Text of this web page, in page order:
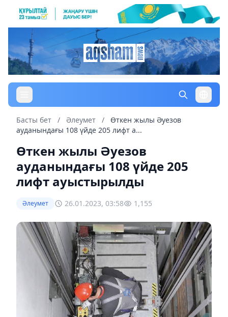
Басты бет / Әлеумет /
Өткен жылы Әуезов
ауданындағы 108 үйде 205 лифт а...
Өткен жылы Әуезов
ауданындағы 108 үйде 205
лифт ауыстырылды
Әлеумет 26.01.2023, 03:58 1,155